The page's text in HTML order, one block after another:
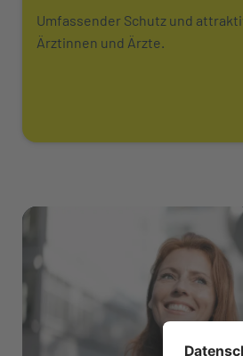
Umfassender Schutz und
Ärztinnen und Ärzte.
Weiter zu PKV-Wissen